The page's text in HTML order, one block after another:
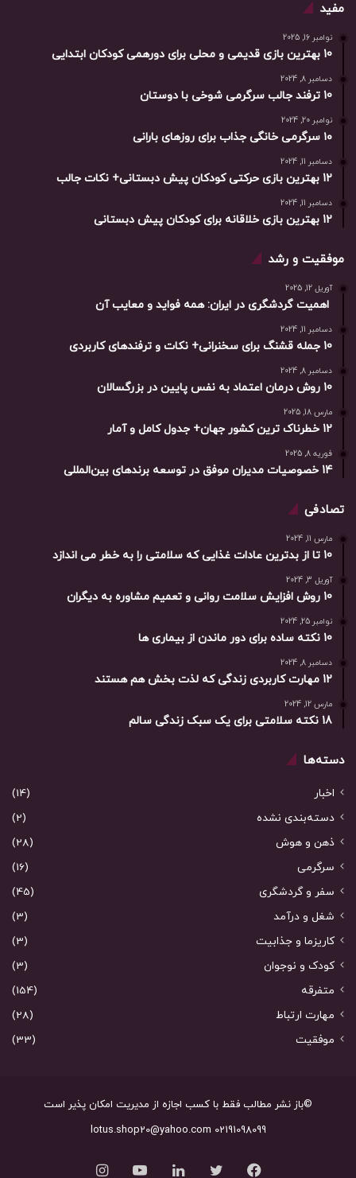
مفید
نوامبر 16, 2025
10 بهترین بازی‌ قدیمی و محلی برای دورهمی کودکان ابتدایی
دسامبر 8, 2024
10 ترفند جالب سرگرمی شوخی با دوستان
نوامبر 20, 2024
۱۰ سرگرمی خانگی جذاب برای روزهای بارانی
دسامبر 11, 2024
12 بهترین بازی حرکتی کودکان پیش دبستانی+ نکات جالب
دسامبر 11, 2024
12 بهترین بازی خلاقانه برای کودکان پیش دبستانی
موفقیت و رشد
آوریل 12, 2025
اهمیت گردشگری در ایران: همه فواید و معایب آن
دسامبر 11, 2024
10 جمله قشنگ برای سخنرانی+ نکات و ترفندهای کاربردی
دسامبر 8, 2024
10 روش درمان اعتماد به نفس پایین در بزرگسالان
مارس 18, 2025
12 خطرناک ترین کشور جهان+ جدول کامل و آمار
فوریه 8, 2025
14 خصوصیات مدیران موفق در توسعه برندهای بین‌المللی
تصادفی
مارس 11, 2024
10 تا از بدترین عادات غذایی که سلامتی را به خطر می اندازد
آوریل 3, 2024
10 روش افزایش سلامت روانی و تعمیم مشاوره به دیگران
نوامبر 25, 2024
10 نکته ساده برای دور ماندن از بیماری ها
دسامبر 8, 2024
12 مهارت کاربردی زندگی که لذت بخش هم هستند
مارس 12, 2024
18 نکته سلامتی برای یک سبک زندگی سالم
دسته‌ها
اخبار
(14)
دسته‌بندی نشده
(2)
ذهن و هوش
(28)
سرگرمی
(16)
سفر و گردشگری
(45)
شغل و درآمد
(3)
کاریزما و جذابیت
(3)
کودک و نوجوان
(3)
متفرقه
(154)
مهارت ارتباط
(28)
موفقیت
(33)
©باز نشر مطالب فقط با کسب اجازه از مدیریت امکان پذیر است
02191098099 lotus.shop20@yahoo.com
فیس توییترلینکدینیوتیوباینستاگرام